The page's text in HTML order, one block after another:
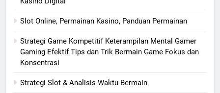
Slot Online, Permainan Kasino, Panduan Permainan
Strategi Game Kompetitif Keterampilan Mental Gamer
Gaming Efektif Tips dan Trik Bermain Game Fokus dan
Konsentrasi
Strategi Slot & Analisis Waktu Bermain